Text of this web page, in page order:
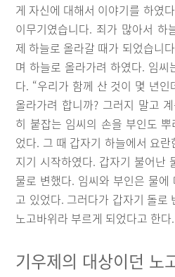
게 자신에 대해서 이야기를 하였
이무기였습니다. 죄가 많아서 하
제 하늘로 올라갈 때가 되었습니
며 하늘로 올라가려 하였다. 임
다. “우리가 함께 산 것이 몇 년
올라가려 합니까? 그러지 말고
히 붙잡는 임씨의 손을 부인도
었다. 그 때 갑자기 하늘에서 요
지기 시작하였다. 갑자기 불어난
물로 변했다. 임씨와 부인은 물
고 있었다. 그러다가 갑자기 돌로
노고바위라 부르게 되었다고 한다.
기우제의 대상이던 노